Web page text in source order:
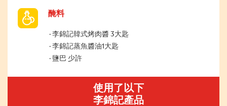
醃料
李錦記韓式烤肉醬 3大匙
李錦記蒸魚醬油1大匙
鹽巴 少許
使用了以下
李錦記產品